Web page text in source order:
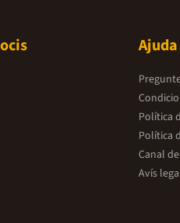
Ajuda
Política
Política
Canal
Avís